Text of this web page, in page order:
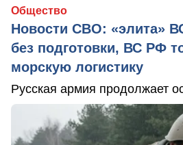
Общество
Новости СВО: «элита»
без подготовки, ВС РФ
морскую логистику
Русская армия продолжает